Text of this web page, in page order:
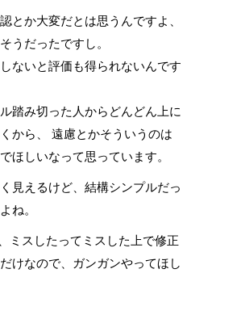
とか大変だとは思うんですよ、
うだったですし。
ないと評価も得られないんです
踏み切った人からどんどん上に
から、 遠慮とかそういうのは
ほしいなって思っています。
見えるけど、結構シンプルだっ
ね。
ミスしたってミスした上で修正
けなので、ガンガンやってほし